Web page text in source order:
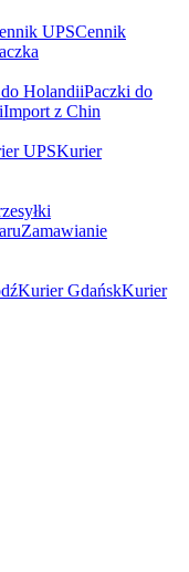
UPSCennik
HolandiiPaczki do
Import z Chin
UPSKurier
Zamawianie
Kurier GdańskKurier